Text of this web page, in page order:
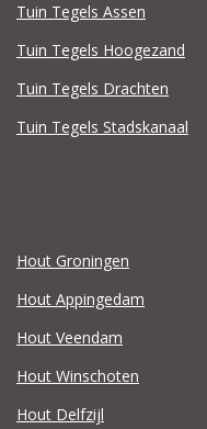
Tuin Tegels Assen
Tuin Tegels Hoogezand
Tuin Tegels Drachten
Tuin Tegels Stadskanaal
Hout Groningen
Hout Appingedam
Hout Veendam
Hout Winschoten
Hout Delfzijl